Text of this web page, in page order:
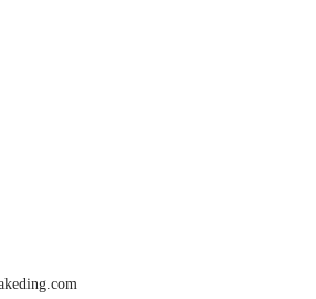
勾选恢复内容界面